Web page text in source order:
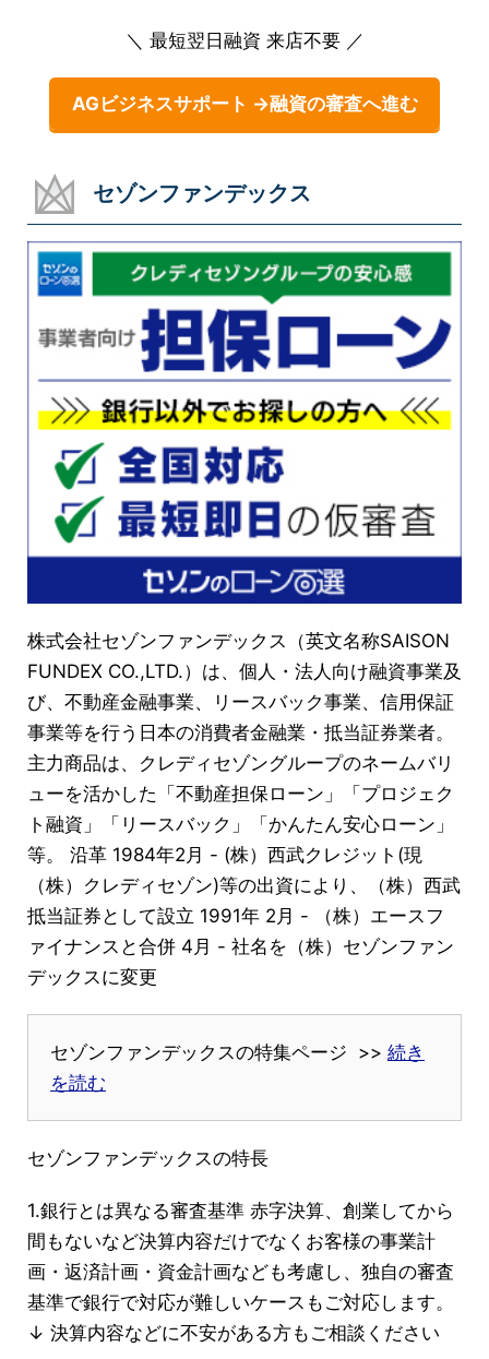
＼ 最短翌日融資 来店不要 ／
AGビジネスサポート →融資の審査へ進む
セゾンファンデックス
株式会社セゾンファンデックス（英文名称SAISON
FUNDEX CO.,LTD.）は、個人・法人向け融資事業及
び、不動産金融事業、リースバック事業、信用保証
事業等を行う日本の消費者金融業・抵当証券業者。
主力商品は、クレディセゾングループのネームバリ
ューを活かした「不動産担保ローン」「プロジェク
ト融資」「リースバック」「かんたん安心ローン」
等。 沿革 1984年2月 - (株）西武クレジット(現
（株）クレディセゾン)等の出資により、（株）西武
抵当証券として設立 1991年 2月 - （株）エースフ
ァイナンスと合併 4月 - 社名を（株）セゾンファン
デックスに変更
セゾンファンデックスの特集ページ >> 続き
を読む
セゾンファンデックスの特長
1.銀行とは異なる審査基準 赤字決算、創業してから
間もないなど決算内容だけでなくお客様の事業計
画・返済計画・資金計画なども考慮し、独自の審査
基準で銀行で対応が難しいケースもご対応します。
↓ 決算内容などに不安がある方もご相談ください